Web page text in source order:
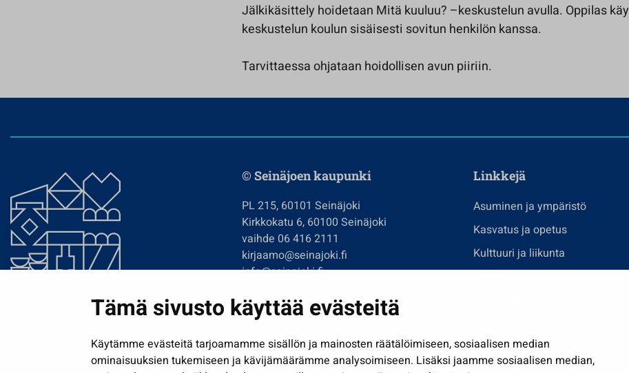
Tämä sivusto käyttää evästeitä
Käytämme evästeitä tarjoamamme sisällön ja mainosten räätälöimiseen, sosiaalisen median
ominaisuuksien tukemiseen ja kävijämäärämme analysoimiseen. Lisäksi jaamme sosiaalisen median,
Jälkikäsittely hoidetaan Mitä kuuluu? –keskustelun avulla. Oppilas käy
keskustelun koulun sisäisesti sovitun henkilön kanssa.
Tarvittaessa ohjataan hoidollisen avun piiriin.
© Seinäjoen kaupunki
PL 215, 60101 Seinäjoki
Kirkkokatu 6, 60100 Seinäjoki
vaihde 06 416 2111
kirjaamo@seinajoki.fi
info@seinajoki.fi
Tilaa uutiskirje
Linkkejä
Asuminen ja ympäristö
Kasvatus ja opetus
Kulttuuri ja liikunta
Näytä omat evästeasetukseni